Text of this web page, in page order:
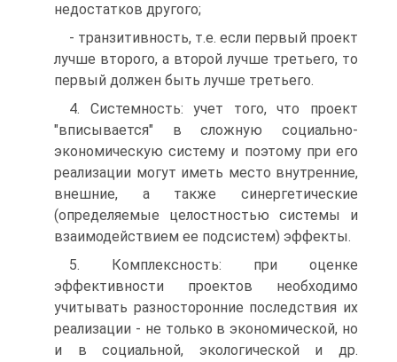
недостатков другого;
- транзитивность, т.е. если первый проект
лучше второго, а второй лучше третьего, то
первый должен быть лучше третьего.
4. Системность: учет того, что проект
"вписывается" в сложную социально-
экономическую систему и поэтому при его
реализации могут иметь место внутренние,
внешние, а также синергетические
(определяемые целостностью системы и
взаимодействием ее подсистем) эффекты.
5. Комплексность: при оценке
эффективности проектов необходимо
учитывать разносторонние последствия их
реализации - не только в экономической, но
и в социальной, экологической и др.